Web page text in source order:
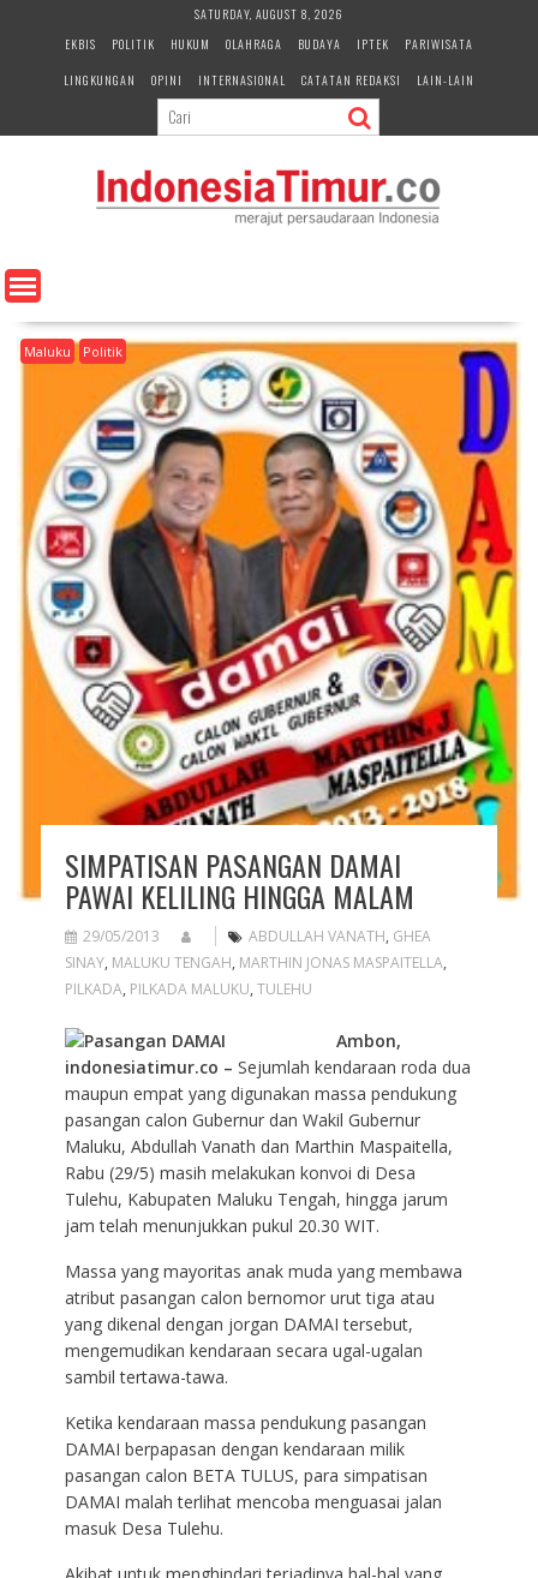
e
n
SATURDAY, AUGUST 8, 2026
EKBIS
POLITIK HUKUM OLAHRAGA BUDAYA IPTEK
PARIWISATA
LINGKUNGAN
OPINI INTERNASIONAL CATATAN REDAKSI LAIN-LAIN
Maluku Politik
SIMPATISAN PASANGAN DAMAI
PAWAI KELILING HINGGA MALAM
29/05/2013 ABDULLAH VANATH, GHEA
SINAY, MALUKU TENGAH, MARTHIN JONAS MASPAITELLA,
PILKADA, PILKADA MALUKU, TULEHU
Ambon,
indonesiatimur.co – Sejumlah kendaraan roda dua
maupun empat yang digunakan massa pendukung
pasangan calon Gubernur dan Wakil Gubernur
Maluku, Abdullah Vanath dan Marthin Maspaitella,
Rabu (29/5) masih melakukan konvoi di Desa
Tulehu, Kabupaten Maluku Tengah, hingga jarum
jam telah menunjukkan pukul 20.30 WIT.
Massa yang mayoritas anak muda yang membawa
atribut pasangan calon bernomor urut tiga atau
yang dikenal dengan jorgan DAMAI tersebut,
mengemudikan kendaraan secara ugal-ugalan
sambil tertawa-tawa.
Ketika kendaraan massa pendukung pasangan
DAMAI berpapasan dengan kendaraan milik
pasangan calon BETA TULUS, para simpatisan
DAMAI malah terlihat mencoba menguasai jalan
masuk Desa Tulehu.